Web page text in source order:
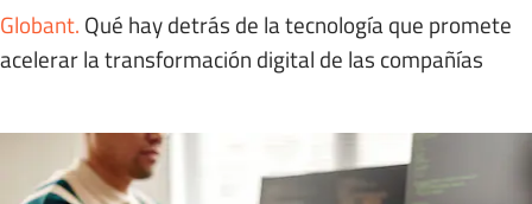
Globant. Qué hay detrás de la tecnología que promete
acelerar la transformación digital de las compañías